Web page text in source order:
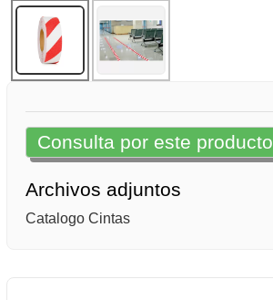
Consulta por este producto
Archivos adjuntos
Catalogo Cintas